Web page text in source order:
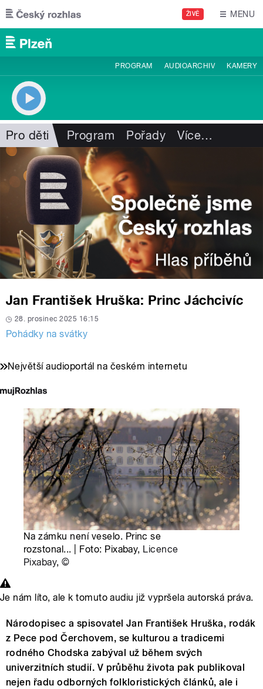
Přejít k hlavnímu obsahu
ŽIVĚ MENU
PROGRAM AUDIOARCHIV KAMERY
Pro děti Program Pořady Více…
Jan František Hruška: Princ Jáchcivíc
28. prosinec 2025 16:15
Pohádky na svátky
Největší audioportál na českém internetu
Na zámku není veselo. Princ se
rozstonal... | Foto: Pixabay, Licence
Pixabay,©
Je nám líto, ale k tomuto audiu již vypršela autorská práva.
Národopisec a spisovatel Jan František Hruška, rodák
z Pece pod Čerchovem, se kulturou a tradicemi
rodného Chodska zabýval už během svých
univerzitních studií. V průběhu života pak publikoval
nejen řadu odborných folkloristických článků, ale i